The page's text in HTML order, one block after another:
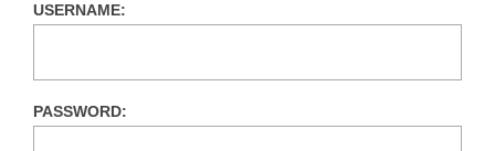
USERNAME:
PASSWORD: